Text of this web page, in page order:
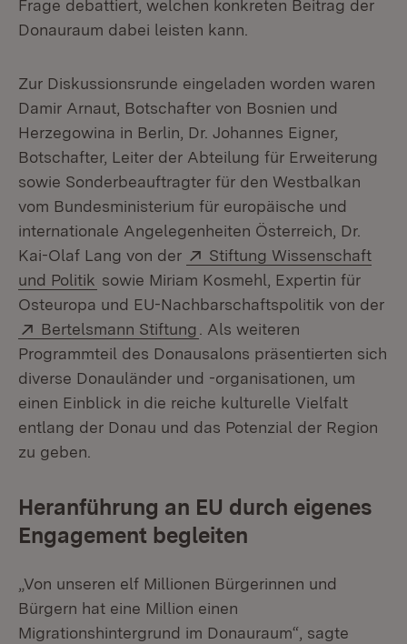
Frage debattiert, welchen konkreten Beitrag der
Donauraum dabei leisten kann.
Zur Diskussionsrunde eingeladen worden waren
Damir Arnaut, Botschafter von Bosnien und
Herzegowina in Berlin, Dr. Johannes Eigner,
Botschafter, Leiter der Abteilung für Erweiterung
sowie Sonderbeauftragter für den Westbalkan
vom Bundesministerium für europäische und
internationale Angelegenheiten Österreich, Dr.
Kai-Olaf Lang von der
Extern:
Stiftung Wissenschaft
und Politik (Öffnet in neuem Fenster)
sowie Miriam Kosmehl, Expertin für
Osteuropa und EU-Nachbarschaftspolitik von der
Extern:
Bertelsmann Stiftung (Öffnet in neuem Fenster)
. Als weiteren
Programmteil des Donausalons präsentierten sich
diverse Donauländer und -organisationen, um
einen Einblick in die reiche kulturelle Vielfalt
entlang der Donau und das Potenzial der Region
zu geben.
Heranführung an EU durch eigenes
Engagement begleiten
„Von unseren elf Millionen Bürgerinnen und
Bürgern hat eine Million einen
Migrationshintergrund im Donauraum“, sagte